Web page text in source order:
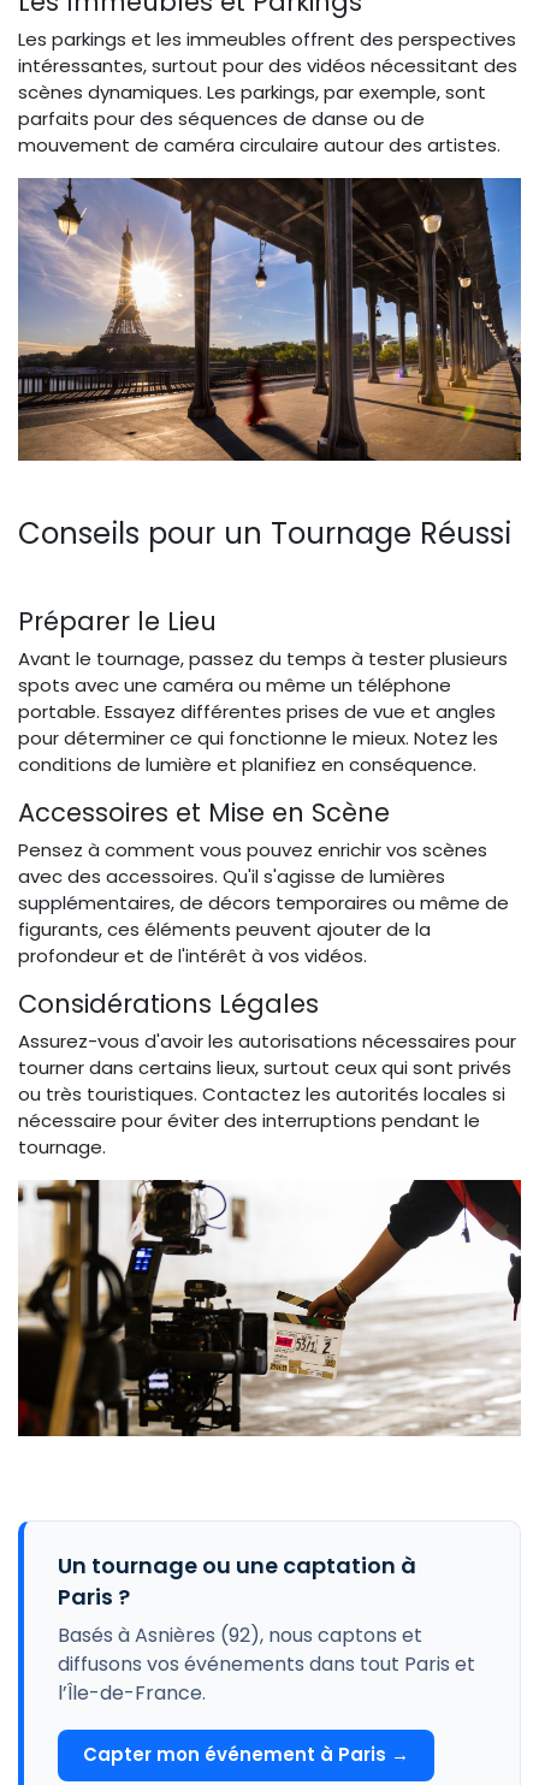
Les parkings et les immeubles offrent des perspectives
intéressantes, surtout pour des vidéos nécessitant des
scènes dynamiques. Les parkings, par exemple, sont
parfaits pour des séquences de danse ou de
mouvement de caméra circulaire autour des artistes.
Conseils pour un Tournage Réussi
Préparer le Lieu
Avant le tournage, passez du temps à tester plusieurs
spots avec une caméra ou même un téléphone
portable. Essayez différentes prises de vue et angles
pour déterminer ce qui fonctionne le mieux. Notez les
conditions de lumière et planifiez en conséquence.
Accessoires et Mise en Scène
Pensez à comment vous pouvez enrichir vos scènes
avec des accessoires. Qu'il s'agisse de lumières
supplémentaires, de décors temporaires ou même de
figurants, ces éléments peuvent ajouter de la
profondeur et de l'intérêt à vos vidéos.
Considérations Légales
Assurez-vous d'avoir les autorisations nécessaires pour
tourner dans certains lieux, surtout ceux qui sont privés
ou très touristiques. Contactez les autorités locales si
nécessaire pour éviter des interruptions pendant le
tournage.
Un tournage ou une captation à
Paris ?
Basés à Asnières (92), nous captons et
diffusons vos événements dans tout Paris et
l’Île-de-France.
Capter mon événement à Paris →